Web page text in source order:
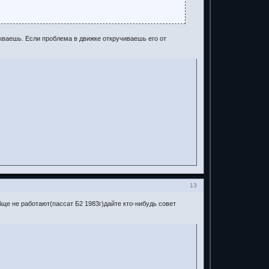
Если проблема в движке откручиваешь его от
13
не работают(пассат Б2 1983г)дайте кто-нибудь совет